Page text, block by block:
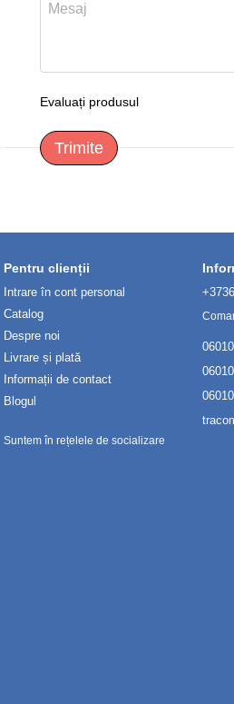
Evaluați produsul
Trimite
Pentru clienții
Intrare în cont personal
Catalog
Despre noi
Livrare și plată
Informații de contact
Blogul
Suntem în rețelele de socializare